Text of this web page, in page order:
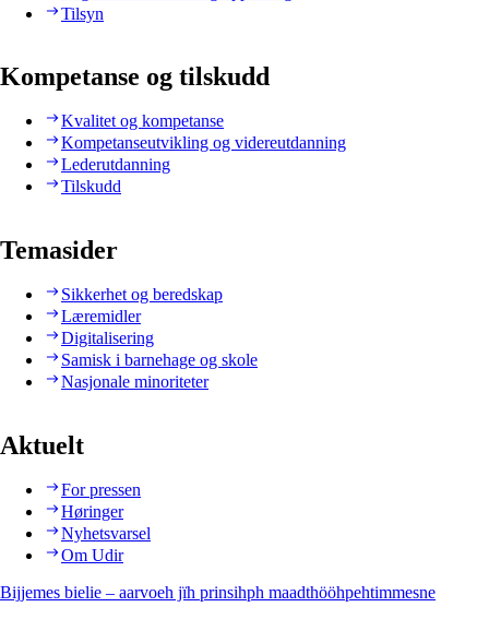
Tilsyn
Kompetanse og tilskudd
Kvalitet og kompetanse
Kompetanseutvikling og videreutdanning
Lederutdanning
Tilskudd
Temasider
Sikkerhet og beredskap
Læremidler
Digitalisering
Samisk i barnehage og skole
Nasjonale minoriteter
Aktuelt
For pressen
Høringer
Nyhetsvarsel
Om Udir
Bijjemes bielie – aarvoeh jïh prinsihph maadthööhpehtimmesne